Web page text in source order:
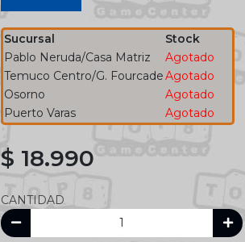
Sucursal
Stock
Pablo Neruda/Casa Matriz
Agotado
Temuco Centro/G. FourcadeAgotado
Osorno
Agotado
Puerto Varas
Agotado
$ 18.990
CANTIDAD